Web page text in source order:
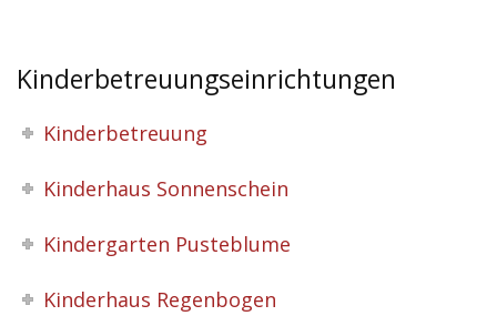
Kinderbetreuungseinrichtungen
Kinderbetreuung
Kinderhaus Sonnenschein
Kindergarten Pusteblume
Kinderhaus Regenbogen